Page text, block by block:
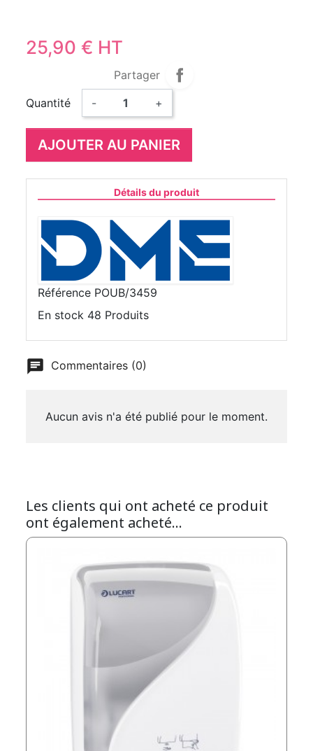
25,90 € HT
Partager
Quantité
- +
AJOUTER AU PANIER
Détails du produit
Référence POUB/3459
En stock 48 Produits
Commentaires (0)
Aucun avis n'a été publié pour le moment.
Les clients qui ont acheté ce produit
ont également acheté...